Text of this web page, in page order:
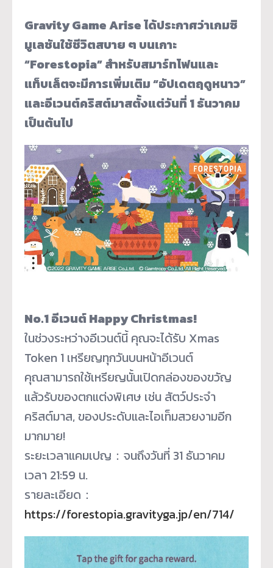
Gravity Game Arise ได้ประกาศว่าเกมซิ
มูเลชันใช้ชีวิตสบาย ๆ บนเกาะ
“Forestopia” สำหรับสมาร์ทโฟนและ
แท็บเล็ตจะมีการเพิ่มเติม “อัปเดตฤดูหนาว”
และอีเวนต์คริสต์มาสตั้งแต่วันที่ 1 ธันวาคม
เป็นต้นไป
No.1 อีเวนต์ Happy Christmas!
ในช่วงระหว่างอีเวนต์นี้ คุณจะได้รับ Xmas
Token 1 เหรียญทุกวันบนหน้าอีเวนต์
คุณสามารถใช้เหรียญนั้นเปิดกล่องของขวัญ
แล้วรับของตกแต่งพิเศษ เช่น สัตว์ประจำ
คริสต์มาส, ของประดับและไอเท็มสวยงามอีก
มากมาย!
ระยะเวลาแคมเปญ：จนถึงวันที่ 31 ธันวาคม
เวลา 21:59 น.
รายละเอียด：
https://forestopia.gravityga.jp/en/714/